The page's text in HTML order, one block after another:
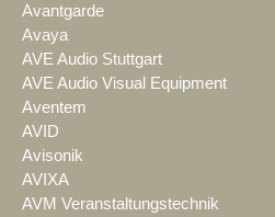
Avantgarde
Avaya
AVE Audio Stuttgart
AVE Audio Visual Equipment
Aventem
AVID
Avisonik
AVIXA
AVM Veranstaltungstechnik